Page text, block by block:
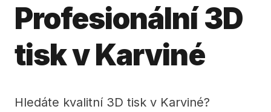
Profesionální 3D
tisk v Karviné
Hledáte kvalitní 3D tisk v Karviné?